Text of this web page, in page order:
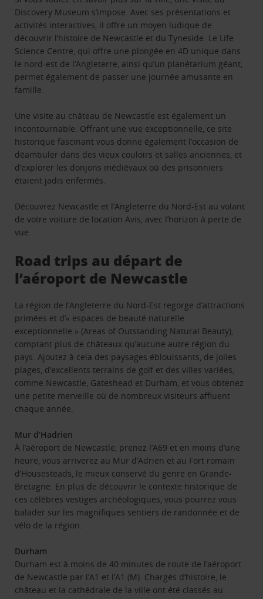
Discovery Museum s’impose. Avec ses présentations et
activités interactives, il offre un moyen ludique de
découvrir l’histoire de Newcastle et du Tyneside. Le Life
Science Centre, qui offre une plongée en 4D unique dans
le nord-est de l’Angleterre, ainsi qu’un planétarium géant,
permet également de passer une journée amusante en
famille.
Une visite au château de Newcastle est également un
incontournable. Offrant une vue exceptionnelle, ce site
historique fascinant vous donne également l’occasion de
déambuler dans des vieux couloirs et salles anciennes, et
d’explorer les donjons médiévaux où des prisonniers
étaient jadis enfermés.
Découvrez Newcastle et l’Angleterre du Nord-Est au volant
de votre voiture de location Avis, avec l’horizon à perte de
vue.
Road trips au départ de
l’aéroport de Newcastle
La région de l’Angleterre du Nord-Est regorge d’attractions
primées et d’« espaces de beauté naturelle
exceptionnelle » (Areas of Outstanding Natural Beauty),
comptant plus de châteaux qu’aucune autre région du
pays. Ajoutez à cela des paysages éblouissants, de jolies
plages, d’excellents terrains de golf et des villes variées,
comme Newcastle, Gateshead et Durham, et vous obtenez
une petite merveille où de nombreux visiteurs affluent
chaque année.
Mur d’Hadrien
À l’aéroport de Newcastle, prenez l’A69 et en moins d’une
heure, vous arriverez au Mur d’Adrien et au Fort romain
d’Housesteads, le mieux conservé du genre en Grande-
Bretagne. En plus de découvrir le contexte historique de
ces célèbres vestiges archéologiques, vous pourrez vous
balader sur les magnifiques sentiers de randonnée et de
vélo de la région.
Durham
Durham est à moins de 40 minutes de route de l’aéroport
de Newcastle par l’A1 et l’A1 (M). Chargés d’histoire, le
château et la cathédrale de la ville ont été classés au